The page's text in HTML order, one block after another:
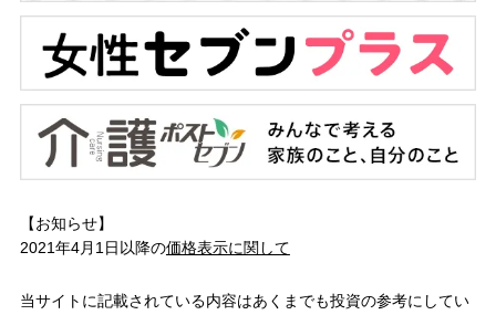
【お知らせ】
2021年4月1日以降の価格表示に関して
当サイトに記載されている内容はあくまでも投資の参考にしてい